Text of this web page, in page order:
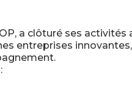
a clôturé ses activités
entreprises